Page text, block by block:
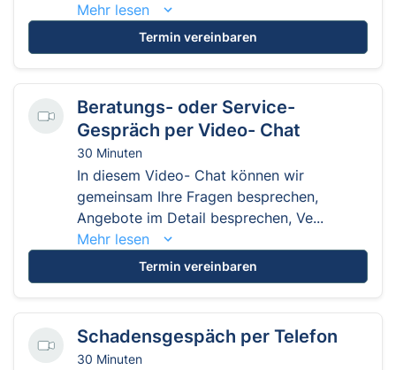
Mehr lesen
Termin vereinbaren
Beratungs- oder Service-
Gespräch per Video- Chat
30 Minuten
In diesem Video- Chat können wir
gemeinsam Ihre Fragen besprechen,
Angebote im Detail besprechen, Ve...
Mehr lesen
Termin vereinbaren
Schadensgespäch per Telefon
30 Minuten